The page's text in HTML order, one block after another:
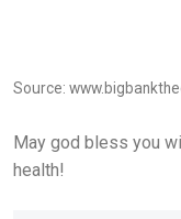
Source:
May god bless you
health!